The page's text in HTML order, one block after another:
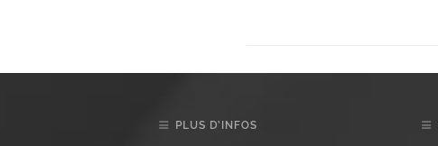
PLUS D’INFOS